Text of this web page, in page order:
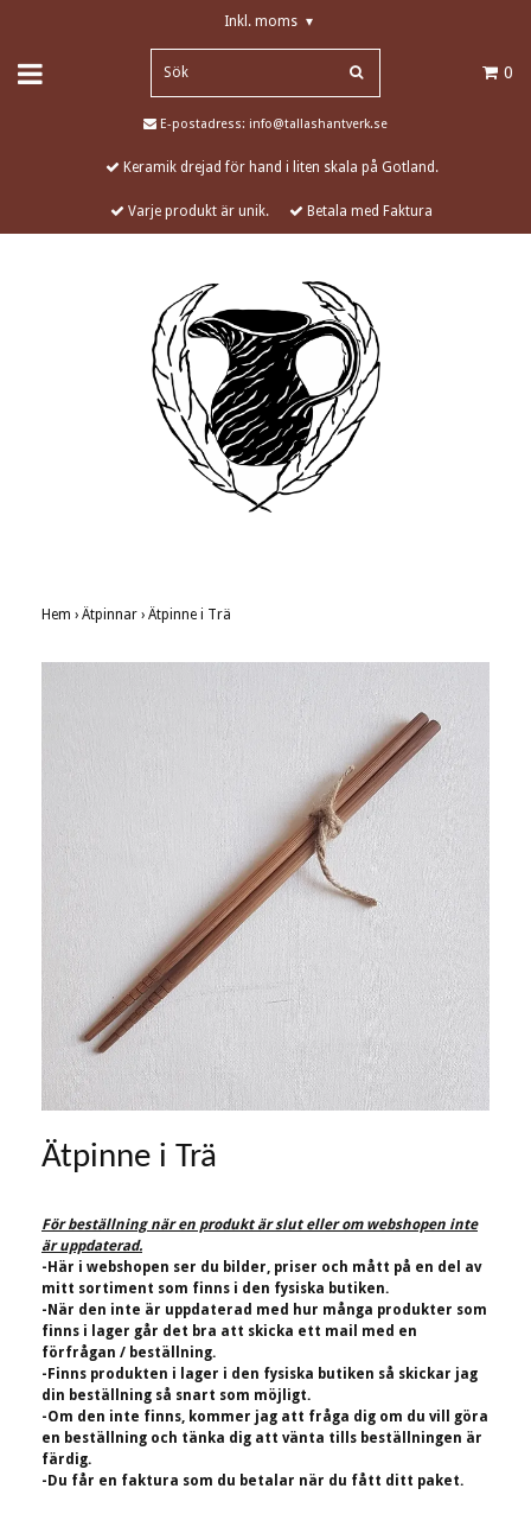
Inkl. moms ▾
0
E-postadress: info@tallashantverk.se
Keramik drejad för hand i liten skala på Gotland.
Varje produkt är unik. Betala med Faktura
Hem › Ätpinnar › Ätpinne i Trä
Ätpinne i Trä
För beställning när en produkt är slut eller om webshopen inte
är uppdaterad.
-Här i webshopen ser du bilder, priser och mått på en del av
mitt sortiment som finns i den fysiska butiken.
-När den inte är uppdaterad med hur många produkter som
finns i lager går det bra att skicka ett mail med en
förfrågan / beställning.
-Finns produkten i lager i den fysiska butiken så skickar jag
din beställning så snart som möjligt.
-Om den inte finns, kommer jag att fråga dig om du vill göra
en beställning och tänka dig att vänta tills beställningen är
färdig.
-Du får en faktura som du betalar när du fått ditt paket.